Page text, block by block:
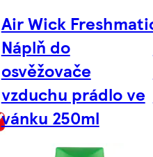
Air Wick
Náplň do
osvěžovače
vzduchu prádlo ve
vánku 250ml